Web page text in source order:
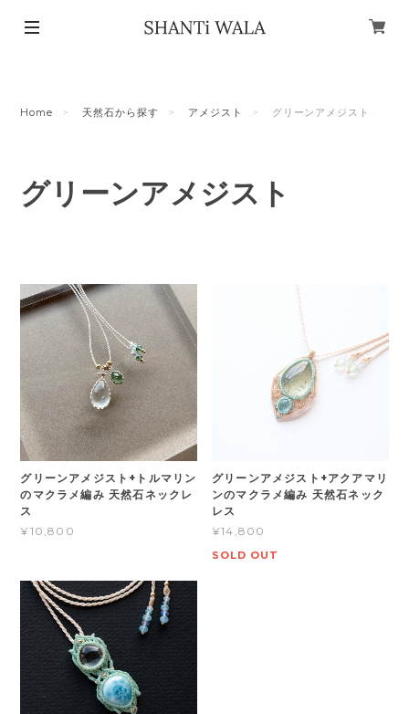
Home 天然石から探す アメジスト グリーンアメジスト
グリーンアメジスト
グリーンアメジスト+トルマリン
のマクラメ編み 天然石ネックレ
ス
¥10,800
グリーンアメジスト+アクアマリ
ンのマクラメ編み 天然石ネック
レス
¥14,800
SOLD OUT